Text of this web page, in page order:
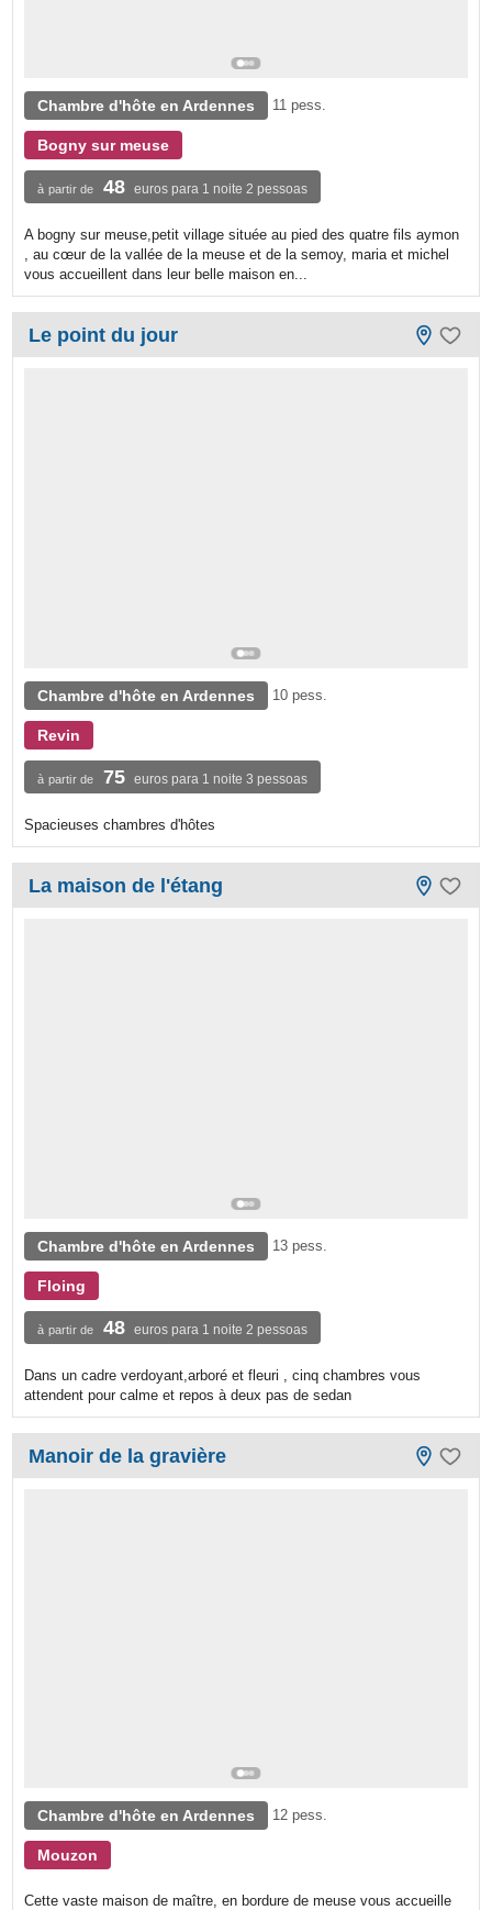
Chambre d'hôte en Ardennes 11 pess.
Bogny sur meuse
à partir de 48 euros para 1 noite 2 pessoas
A bogny sur meuse,petit village située au pied des quatre fils aymon
, au cœur de la vallée de la meuse et de la semoy, maria et michel
vous accueillent dans leur belle maison en...
Le point du jour
Chambre d'hôte en Ardennes 10 pess.
Revin
à partir de 75 euros para 1 noite 3 pessoas
Spacieuses chambres d'hôtes
La maison de l'étang
Chambre d'hôte en Ardennes 13 pess.
Floing
à partir de 48 euros para 1 noite 2 pessoas
Dans un cadre verdoyant,arboré et fleuri , cinq chambres vous
attendent pour calme et repos à deux pas de sedan
Manoir de la gravière
Chambre d'hôte en Ardennes 12 pess.
Mouzon
Cette vaste maison de maître, en bordure de meuse vous accueille